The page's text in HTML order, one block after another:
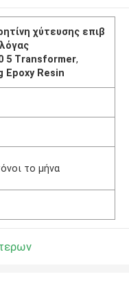
χύτευσης επιβ
5 Transformer,
Epoxy Resin
το μήνα